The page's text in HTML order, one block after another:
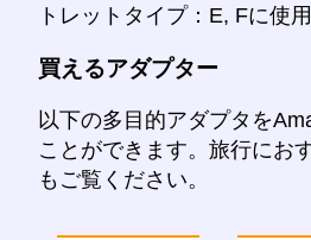
トレットタイプ：E, Fに使
買えるアダプター
以下の多目的アダプタを
ことができます。旅行にお
もご覧ください。